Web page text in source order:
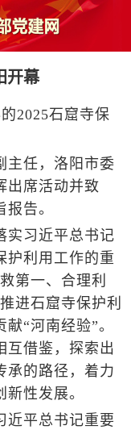
开幕
2025石窟寺保
任，洛阳市委
出席活动并致
告。
习近平总书记
护利用工作的重
第一、合理利
进石窟寺保护利
“河南经验”。
互借鉴，探索出
承的路径，着力
性发展。
平总书记重要